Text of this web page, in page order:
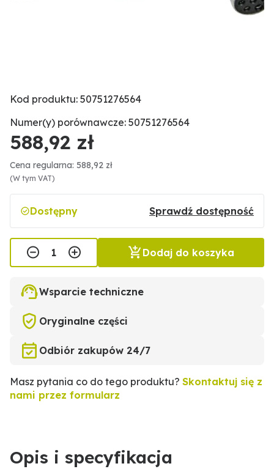
Kod produktu: 50751276564
Numer(y) porównawcze: 50751276564
588,92 zł
Cena regularna: 588,92 zł
(W tym VAT)
Dostępny Sprawdź dostępność
Dodaj do koszyka
Wsparcie techniczne
Oryginalne części
Odbiór zakupów 24/7
Masz pytania co do tego produktu? Skontaktuj się z
nami przez formularz
Opis i specyfikacja